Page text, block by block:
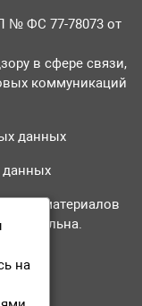
№ ФС 77-78073 от
в сфере связи,
коммуникаций
данных
данных
материалов
на